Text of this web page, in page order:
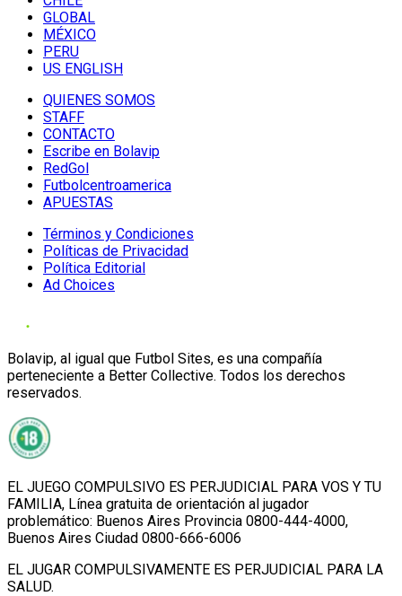
GLOBAL
MÉXICO
PERU
US ENGLISH
QUIENES SOMOS
STAFF
CONTACTO
Escribe en Bolavip
RedGol
Futbolcentroamerica
APUESTAS
Términos y Condiciones
Políticas de Privacidad
Política Editorial
Ad Choices
Bolavip, al igual que Futbol Sites, es una compañía
perteneciente a Better Collective. Todos los derechos
reservados.
EL JUEGO COMPULSIVO ES PERJUDICIAL PARA VOS Y TU
FAMILIA, Línea gratuita de orientación al jugador
problemático: Buenos Aires Provincia 0800-444-4000,
Buenos Aires Ciudad 0800-666-6006
EL JUGAR COMPULSIVAMENTE ES PERJUDICIAL PARA LA
SALUD.